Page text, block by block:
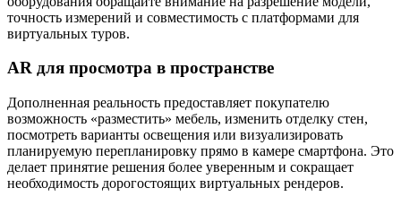
точность измерений и совместимость с платформами для
виртуальных туров.
AR для просмотра в пространстве
Дополненная реальность предоставляет покупателю
возможность «разместить» мебель, изменить отделку стен,
посмотреть варианты освещения или визуализировать
планируемую перепланировку прямо в камере смартфона. Это
делает принятие решения более уверенным и сокращает
необходимость дорогостоящих виртуальных рендеров.